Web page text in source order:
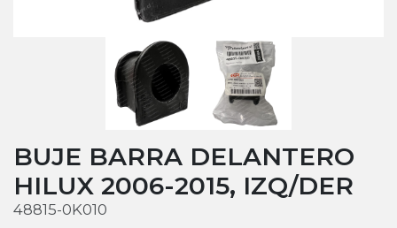
BUJE BARRA DELANTERO
HILUX 2006-2015, IZQ/DER
48815-0K010